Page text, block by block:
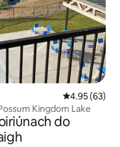
Meánrátáil
4.95 (63)
Kingdom Lake
do